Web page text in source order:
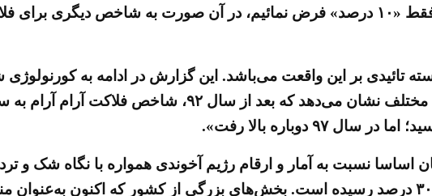
بدین‌سان اگر نرخ بیکاری در کل کشور را به‌طور متوسط فقط «۱۰ درصد» فرض نمائیم، در آن
تائیدی بر این واقعت می‌باشد. این گزارش در ادامه به
نسبت به آمار و ارقام رژیم آخوندی همواره با نگاه شک و
برای نمونه آمار واقعی نرخ بیکاری در ایران اکنون به بالای ۳۰ درصد رسیده است. بخش‌های بزرگی از